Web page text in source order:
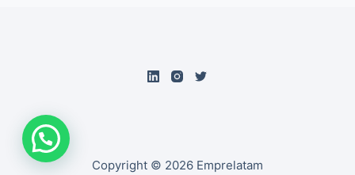
Copyright © 2026 Emprelatam